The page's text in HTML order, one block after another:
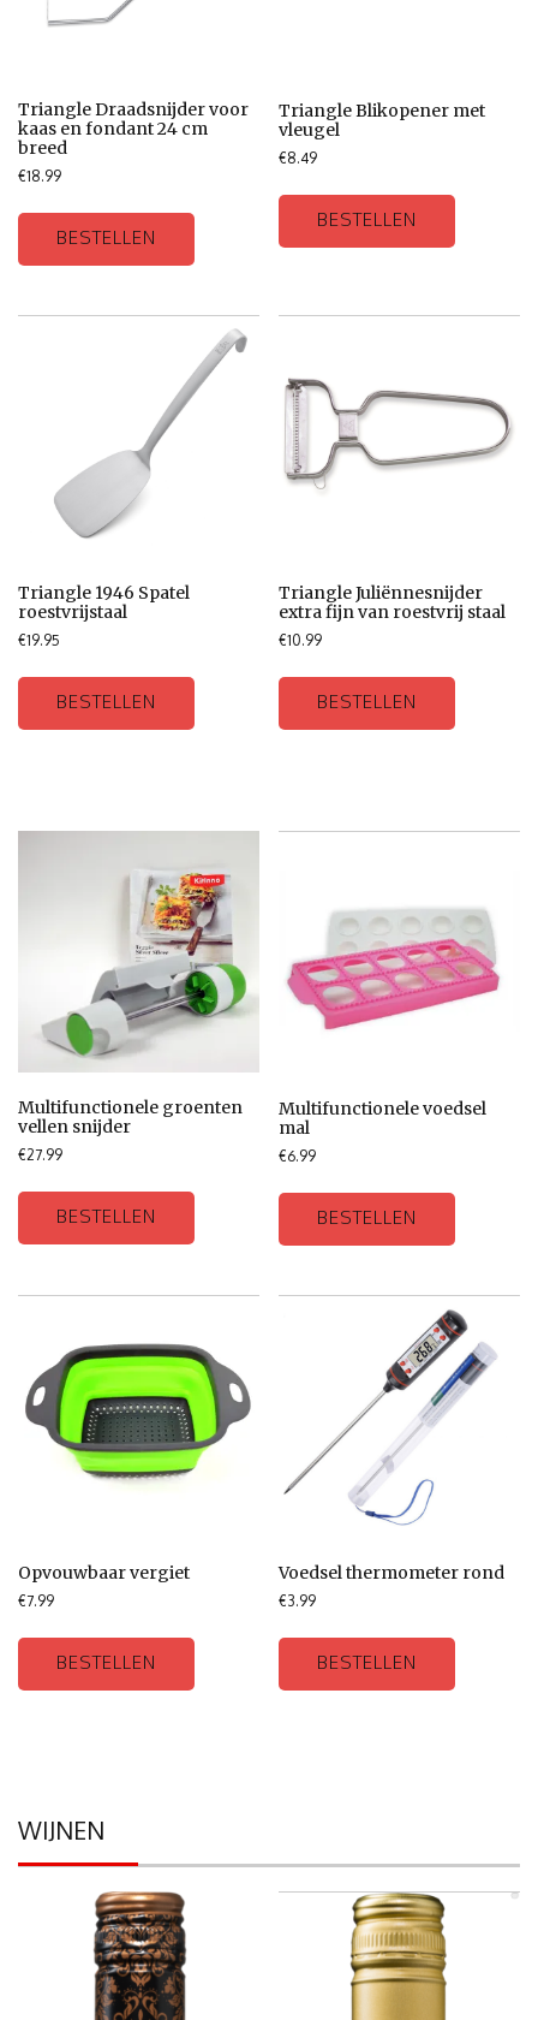
Triangle Draadsnijder voor
kaas en fondant 24 cm
breed
€18.99
BESTELLEN
Triangle Blikopener met
vleugel
€8.49
BESTELLEN
Triangle 1946 Spatel
roestvrijstaal
€19.95
BESTELLEN
Triangle Juliënnesnijder
extra fijn van roestvrij staal
€10.99
BESTELLEN
Multifunctionele groenten
vellen snijder
€27.99
BESTELLEN
Multifunctionele voedsel
mal
€6.99
BESTELLEN
Opvouwbaar vergiet
€7.99
BESTELLEN
Voedsel thermometer rond
€3.99
BESTELLEN
WIJNEN